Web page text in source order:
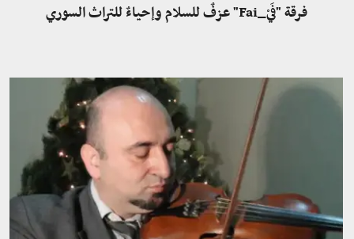
فرقة "فَيْ_Fai" عزفٌ للسلام وإحياءٌ للتراث السوري